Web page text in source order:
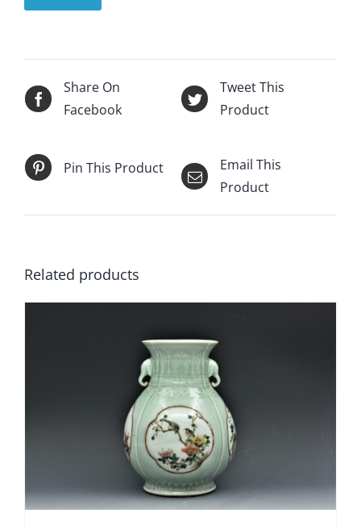
Share On
Facebook
Tweet This
Product
Pin This Product
Email This
Product
Related products